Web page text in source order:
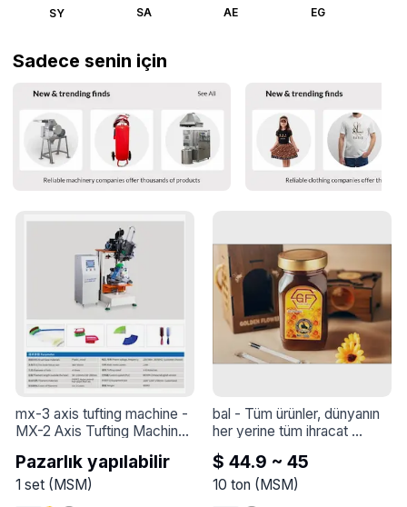
SY SA AE EG
Sadece senin için
mx-3 axis tufting machine
MX-2 Axis Tufting Machine:
Hassasiyet ve Verimlilik
Pazarlık yapılabilir
1 set(MSM)
bal - Tüm ürünler, dünyanın
her yerine tüm ihracat
taleplerini karşılamaya hazır
olarak, çok yüksek kalite ve
en iyi standart özelliklerle
$ 44.9 ~ 45
10 ton (MSM)